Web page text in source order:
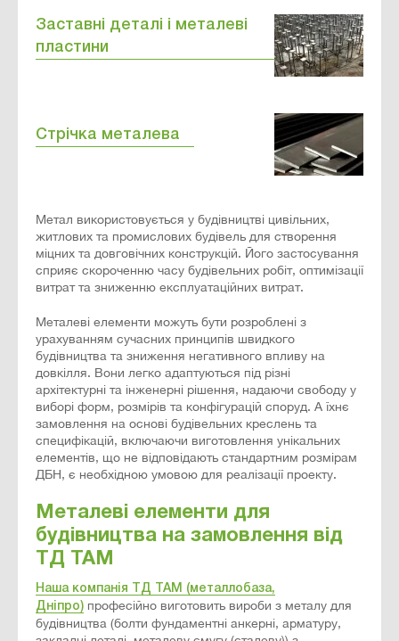
Заставні деталі і металеві
пластини
Стрічка металева
Метал використовується у будівництві цивільних,
житлових та промислових будівель для створення
міцних та довговічних конструкцій. Його застосування
сприяє скороченню часу будівельних робіт, оптимізації
витрат та зниженню експлуатаційних витрат.
Металеві елементи можуть бути розроблені з
урахуванням сучасних принципів швидкого
будівництва та зниження негативного впливу на
довкілля. Вони легко адаптуються під різні
архітектурні та інженерні рішення, надаючи свободу у
виборі форм, розмірів та конфігурацій споруд. А їхнє
замовлення на основі будівельних креслень та
специфікацій, включаючи виготовлення унікальних
елементів, що не відповідають стандартним розмірам
ДБН, є необхідною умовою для реалізації проекту.
Металеві елементи для
будівництва на замовлення від
ТД ТАМ
Наша компанія ТД ТАМ (металлобаза,
Дніпро) професійно виготовить вироби з металу для
будівництва (болти фундаментні анкерні, арматуру,